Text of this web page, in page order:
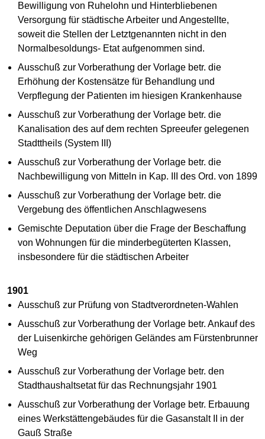
Bewilligung von Ruhelohn und Hinterbliebenen
Versorgung für städtische Arbeiter und Angestellte,
soweit die Stellen der Letztgenannten nicht in den
Normalbesoldungs- Etat aufgenommen sind.
Ausschuß zur Vorberathung der Vorlage betr. die
Erhöhung der Kostensätze für Behandlung und
Verpflegung der Patienten im hiesigen Krankenhause
Ausschuß zur Vorberathung der Vorlage betr. die
Kanalisation des auf dem rechten Spreeufer gelegenen
Stadttheils (System III)
Ausschuß zur Vorberathung der Vorlage betr. die
Nachbewilligung von Mitteln in Kap. III des Ord. von 1899
Ausschuß zur Vorberathung der Vorlage betr. die
Vergebung des öffentlichen Anschlagwesens
Gemischte Deputation über die Frage der Beschaffung
von Wohnungen für die minderbegüterten Klassen,
insbesondere für die städtischen Arbeiter
1901
Ausschuß zur Prüfung von Stadtverordneten-Wahlen
Ausschuß zur Vorberathung der Vorlage betr. Ankauf des
der Luisenkirche gehörigen Geländes am Fürstenbrunner
Weg
Ausschuß zur Vorberathung der Vorlage betr. den
Stadthaushaltsetat für das Rechnungsjahr 1901
Ausschuß zur Vorberathung der Vorlage betr. Erbauung
eines Werkstättengebäudes für die Gasanstalt II in der
Gauß Straße